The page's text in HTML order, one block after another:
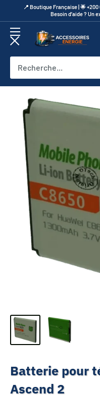
au
contenu
​📍​ Boutique Française | 🌟
Besoin d’aide ? Un
Accessoires
Batterie pour
Ascend 2